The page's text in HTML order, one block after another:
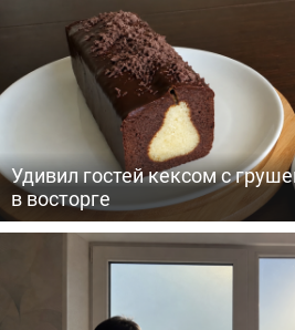
Удивил гостей кексом с
в восторге